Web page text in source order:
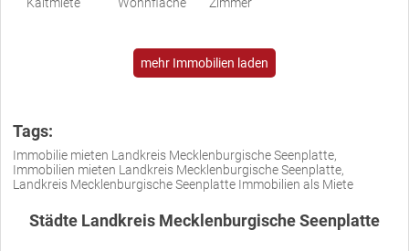
Kaltmiete
Wohnfläche
Zimmer
mehr Immobilien laden
Tags:
Immobilie mieten Landkreis Mecklenburgische Seenplatte,
Immobilien mieten Landkreis Mecklenburgische Seenplatte,
Landkreis Mecklenburgische Seenplatte Immobilien als Miete
Städte Landkreis Mecklenburgische Seenplatte